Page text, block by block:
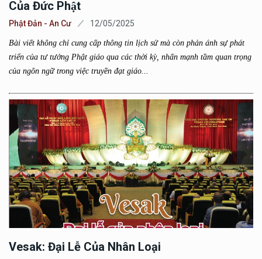
Của Đức Phật
Phật Đản - An Cư 12/05/2025
Bài viết không chỉ cung cấp thông tin lịch sử mà còn phản ánh sự phát
triển của tư tưởng Phật giáo qua các thời kỳ, nhấn mạnh tầm quan trọng
của ngôn ngữ trong việc truyền đạt giáo...
Vesak: Đại Lễ Của Nhân Loại